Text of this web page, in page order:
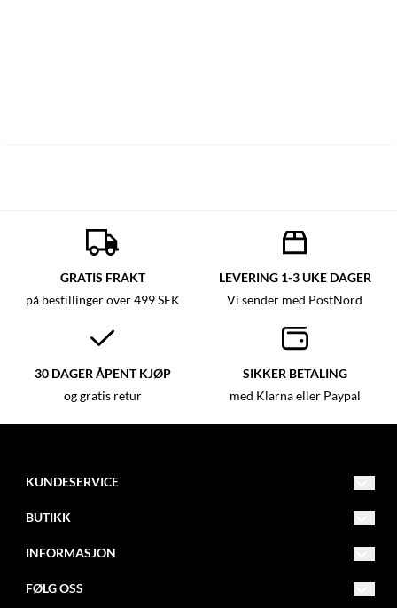
GRATIS FRAKT
på bestillinger over 499 SEK
LEVERING 1-3 UKE DAGER
Vi sender med PostNord
30 DAGER ÅPENT KJØP
og gratis retur
SIKKER BETALING
med Klarna eller Paypal
KUNDESERVICE
012 - 345 67 89
Adresse 123
123 45
BUTIKK
INFORMASJON
FØLG OSS